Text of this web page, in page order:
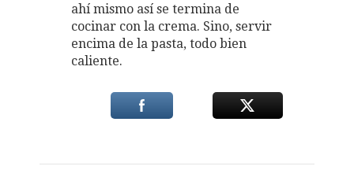
ahí mismo así se termina de
cocinar con la crema. Sino, servir
encima de la pasta, todo bien
caliente.